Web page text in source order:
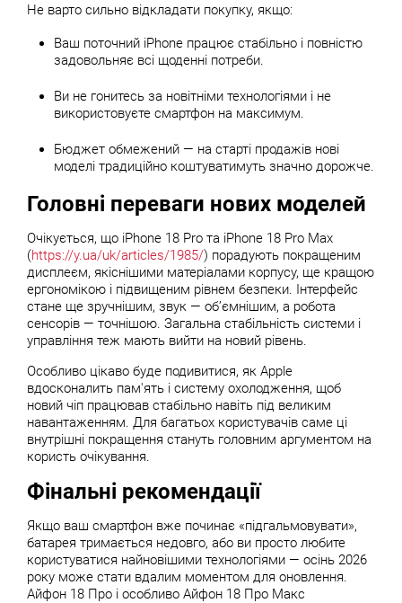
Не варто сильно відкладати покупку, якщо:
Ваш поточний iPhone працює стабільно і повністю
задовольняє всі щоденні потреби.
Ви не гонитесь за новітніми технологіями і не
використовуєте смартфон на максимум.
Бюджет обмежений — на старті продажів нові
моделі традиційно коштуватимуть значно дорожче.
Головні переваги нових моделей
Очікується, що iPhone 18 Pro та iPhone 18 Pro Max
(https://y.ua/uk/articles/1985/) порадують покращеним
дисплеєм, якіснішими матеріалами корпусу, ще кращою
ергономікою і підвищеним рівнем безпеки. Інтерфейс
стане ще зручнішим, звук — об’ємнішим, а робота
сенсорів — точнішою. Загальна стабільність системи і
управління теж мають вийти на новий рівень.
Особливо цікаво буде подивитися, як Apple
вдосконалить пам'ять і систему охолодження, щоб
новий чіп працював стабільно навіть під великим
навантаженням. Для багатьох користувачів саме ці
внутрішні покращення стануть головним аргументом на
користь очікування.
Фінальні рекомендації
Якщо ваш смартфон вже починає «підгальмовувати»,
батарея тримається недовго, або ви просто любите
користуватися найновішими технологіями — осінь 2026
року може стати вдалим моментом для оновлення.
Айфон 18 Про і особливо Айфон 18 Про Макс